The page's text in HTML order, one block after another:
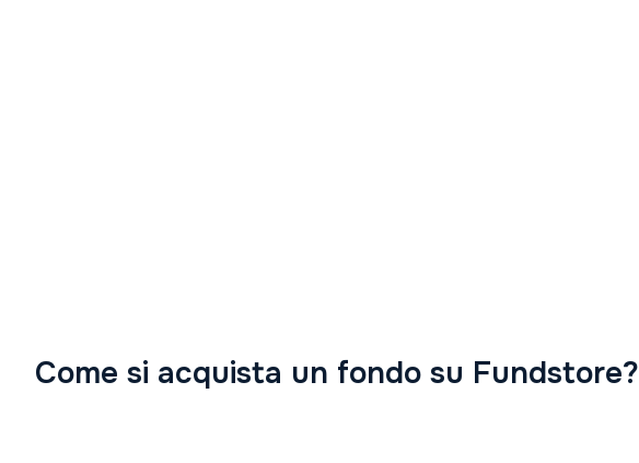
Come si acquista un fondo su Fundstore?